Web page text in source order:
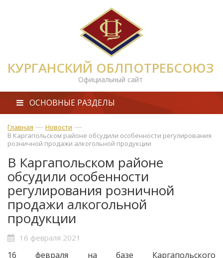
КУРГАНСКИЙ ОБЛПОТРЕБСОЮЗ
Официальный сайт
ОСНОВНЫЕ РАЗДЕЛЫ
Главная — Новости —
В Каргапольском районе обсудили особенности регулирования
розничной продажи алкогольной продукции
В Каргапольском районе
обсудили особенности
регулирования розничной
продажи алкогольной
продукции
16 февраля 2021
16 февраля на базе Каргапольского